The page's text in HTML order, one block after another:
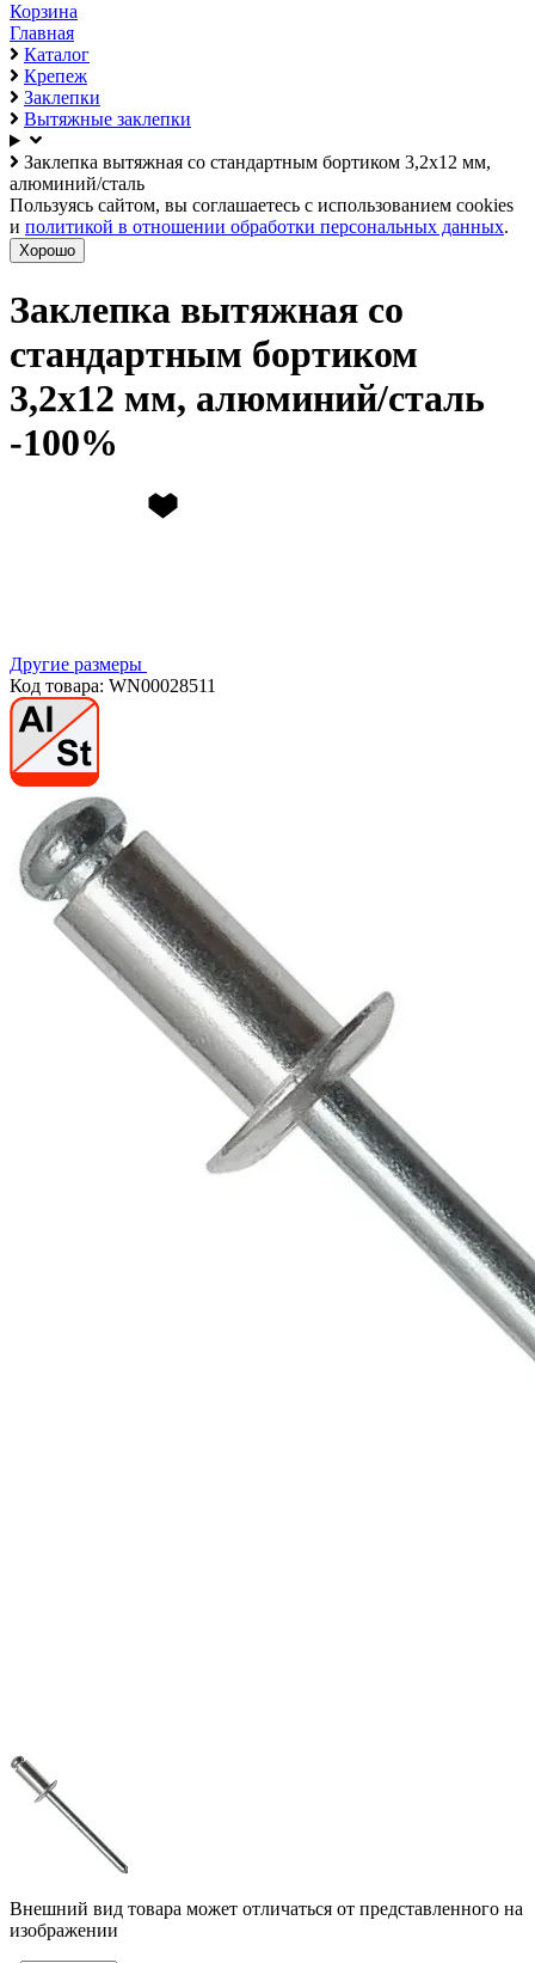
Корзина
Главная
Каталог
Крепеж
Заклепки
Вытяжные заклепки
Заклепка вытяжная со стандартным бортиком 3,2х12 мм,
алюминий/сталь
Пользуясь сайтом, вы соглашаетесь с использованием cookies
и политикой в отношении обработки персональных данных.
Хорошо
Заклепка вытяжная со
стандартным бортиком
3,2х12 мм, алюминий/сталь
Другие размеры
Код товара: WN00028511
Внешний вид товара может отличаться от представленного на
изображении